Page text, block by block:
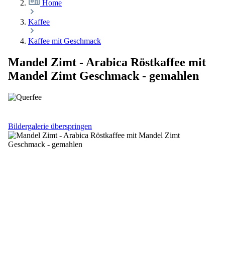
Home
Kaffee
Kaffee mit Geschmack
Mandel Zimt - Arabica Röstkaffee mit
Mandel Zimt Geschmack - gemahlen
Bildergalerie überspringen